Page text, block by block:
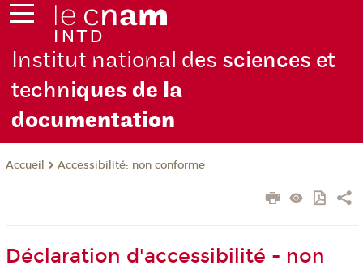
Institut national des sciences et
techniques de la
documentation
Accueil Accessibilité: non conforme
Déclaration d'accessibilité - non